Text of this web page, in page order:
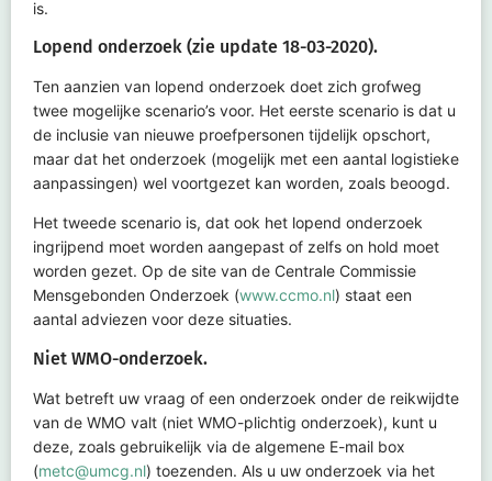
is.
Lopend onderzoek (zie update 18-03-2020).
Ten aanzien van lopend onderzoek doet zich grofweg
twee mogelijke scenario’s voor. Het eerste scenario is dat u
de inclusie van nieuwe proefpersonen tijdelijk opschort,
maar dat het onderzoek (mogelijk met een aantal logistieke
aanpassingen) wel voortgezet kan worden, zoals beoogd.
Het tweede scenario is, dat ook het lopend onderzoek
ingrijpend moet worden aangepast of zelfs on hold moet
worden gezet. Op de site van de Centrale Commissie
Mensgebonden Onderzoek (www.ccmo.nl) staat een
aantal adviezen voor deze situaties.
Niet WMO-onderzoek.
Wat betreft uw vraag of een onderzoek onder de reikwijdte
van de WMO valt (niet WMO-plichtig onderzoek), kunt u
deze, zoals gebruikelijk via de algemene E-mail box
(metc@umcg.nl) toezenden. Als u uw onderzoek via het